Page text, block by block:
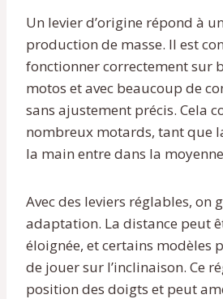
Un levier d’origine répond à
production de masse. Il est
fonctionner correctement sur
motos et avec beaucoup de
sans ajustement précis. Cela
nombreux motards, tant que
la main entre dans la
Avec des leviers réglables, on
adaptation. La distance peut
éloignée, et certains modèles
de jouer sur l’inclinaison. Ce
position des doigts et peut